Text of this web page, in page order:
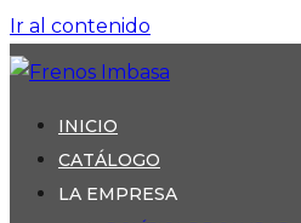
Ir al contenido
INICIO
CATÁLOGO
LA EMPRESA